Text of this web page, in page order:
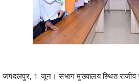
जगदलपुर, 1 जून। संभाग मुख्यालय स्थित राजीव